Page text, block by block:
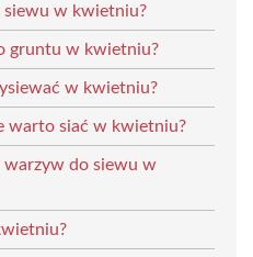
siewu w kwietniu?
gruntu w kwietniu?
w kwietniu?
warto siać w kwietniu?
warzyw do siewu w